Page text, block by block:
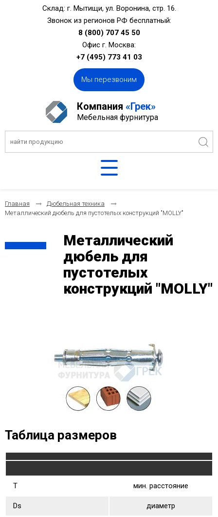
Склад: г. Мытищи, ул. Воронина, стр. 16.
Звонок из регионов РФ бесплатный:
8 (800) 707 45 50
Офис г. Москва:
+7 (495) 773 41 03
Мы перезвоним
Компания «Грек»
Мебельная фурнитура
Главная
Дюбельная техника
Металлический дюбель для пустотелых конструкций "MOLLY"
Металлический
дюбель для
пустотелых
конструкций "MOLLY"
Таблица размеров
Т мин. расстояние
Ds диаметр